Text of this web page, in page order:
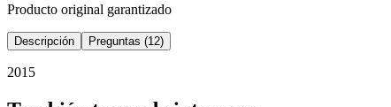
Producto original garantizado
Descripción Preguntas (12)
2015